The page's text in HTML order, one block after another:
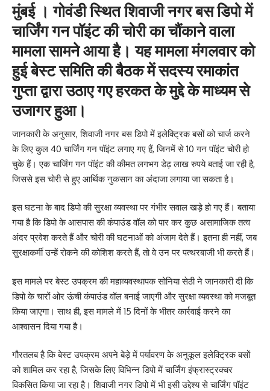
मुंबई । गोवंडी स्थित शिवाजी नगर बस डिपो में
चार्जिंग गन पॉइंट की चोरी का चौंकाने वाला
मामला सामने आया है। यह मामला मंगलवार को
हुई बेस्ट समिति की बैठक में सदस्य रमाकांत
गुप्ता द्वारा उठाए गए हरकत के मुद्दे के माध्यम से
उजागर हुआ।
जानकारी के अनुसार, शिवाजी नगर बस डिपो में इलेक्ट्रिक बसों को चार्ज करने
के लिए कुल 40 चार्जिंग गन पॉइंट लगाए गए हैं, जिनमें से 10 गन पॉइंट चोरी हो
चुके हैं। एक चार्जिंग गन पॉइंट की कीमत लगभग डेढ़ लाख रुपये बताई जा रही है,
जिससे इस चोरी से हुए आर्थिक नुकसान का अंदाजा लगाया जा सकता है।
इस घटना के बाद डिपो की सुरक्षा व्यवस्था पर गंभीर सवाल खड़े हो गए हैं। बताया
गया है कि डिपो के आसपास की कंपाउंड वॉल को पार कर कुछ असामाजिक तत्व
अंदर प्रवेश करते हैं और चोरी की घटनाओं को अंजाम देते हैं। इतना ही नहीं, जब
सुरक्षाकर्मी उन्हें रोकने की कोशिश करते हैं, तो वे उन पर पत्थरबाजी भी करते हैं।
इस मामले पर बेस्ट उपक्रम की महाव्यवस्थापक सोनिया सेठी ने जानकारी दी कि
डिपो के चारों ओर ऊंची कंपाउंड वॉल बनाई जाएगी और सुरक्षा व्यवस्था को मजबूत
किया जाएगा। साथ ही, इस मामले में 15 दिनों के भीतर कार्रवाई करने का
आश्वासन दिया गया है।
गौरतलब है कि बेस्ट उपक्रम अपने बेड़े में पर्यावरण के अनुकूल इलेक्ट्रिक बसों
को शामिल कर रहा है, जिसके लिए विभिन्न डिपो में चार्जिंग इंफ्रास्ट्रक्चर
विकसित किया जा रहा है। शिवाजी नगर डिपो में भी इसी उद्देश्य से चार्जिंग पॉइंट